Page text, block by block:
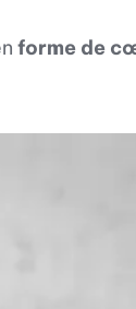
forme de